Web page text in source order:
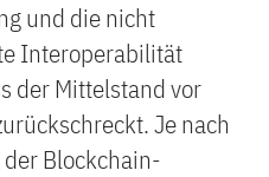
und die nicht
Interoperabilität
der Mittelstand vor
Je nach
Blockchain-